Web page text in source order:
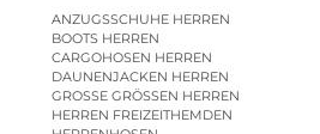
ANZUGSSCHUHE HERREN
BOOTS HERREN
CARGOHOSEN HERREN
DAUNENJACKEN HERREN
GROSSE GRÖSSEN HERREN
HERREN FREIZEITHEMDEN